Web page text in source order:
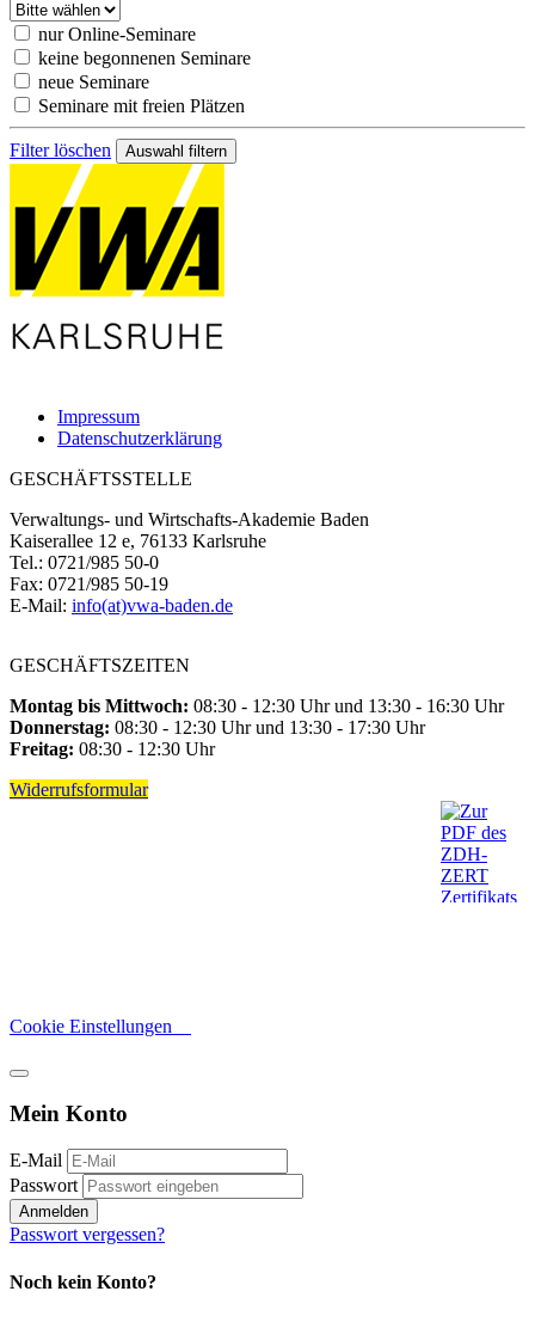
nur Online-Seminare
keine begonnenen Seminare
neue Seminare
Seminare mit freien Plätzen
Filter löschen
Impressum
Datenschutzerklärung
GESCHÄFTSSTELLE
Verwaltungs- und Wirtschafts-Akademie Baden
Kaiserallee 12 e, 76133 Karlsruhe
Tel.: 0721/985 50-0
Fax: 0721/985 50-19
E-Mail: info(at)vwa-baden.de
GESCHÄFTSZEITEN
Montag bis Mittwoch: 08:30 - 12:30 Uhr und 13:30 - 16:30 Uhr
Donnerstag: 08:30 - 12:30 Uhr und 13:30 - 17:30 Uhr
Freitag: 08:30 - 12:30 Uhr
Widerrufsformular
Cookie Einstellungen
Mein Konto
E-Mail
Passwort
Anmelden
Passwort vergessen?
Noch kein Konto?